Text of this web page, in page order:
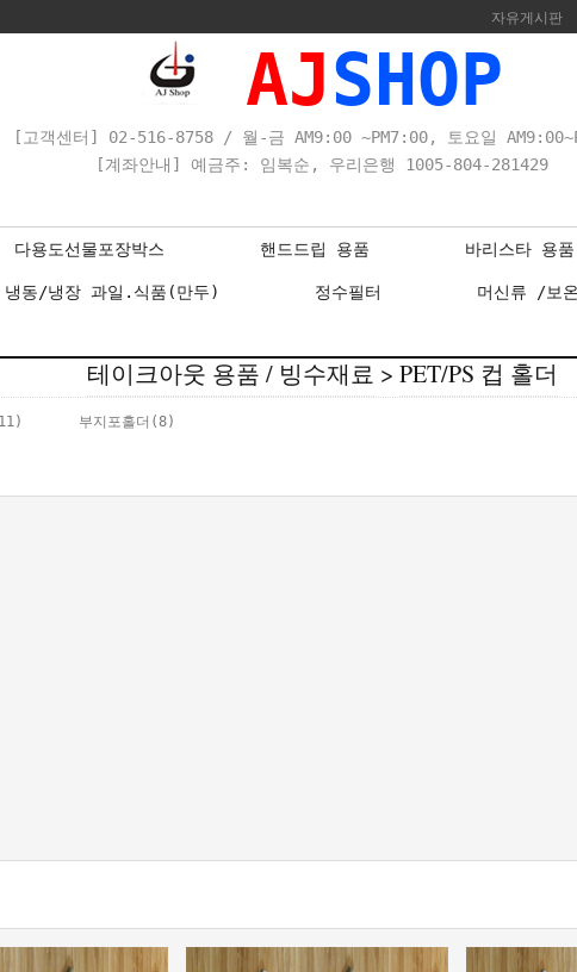
자유게시판
AJSHOP
[고객센터] 02-516-8758 / 월-금 AM9:00 ~PM7:00, 토요일
[계좌안내] 예금주: 임복순, 우리은행 1005-804-281429
다용도선물포장박스 핸드드립 용품 바리스타 용품
냉동/냉장 과일.식품(만두) 정수필터 머신류 /보
테이크아웃 용품 / 빙수재료 > PET/PS 컵 홀더
부지포홀더 (8)